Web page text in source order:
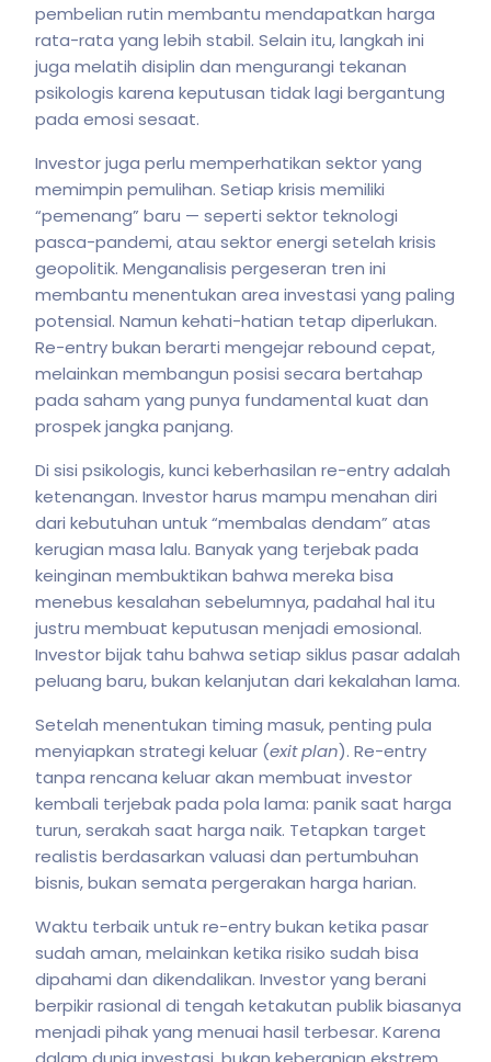
pembelian rutin membantu mendapatkan harga
rata-rata yang lebih stabil. Selain itu, langkah ini
juga melatih disiplin dan mengurangi tekanan
psikologis karena keputusan tidak lagi bergantung
pada emosi sesaat.
Investor juga perlu memperhatikan sektor yang
memimpin pemulihan. Setiap krisis memiliki
“pemenang” baru — seperti sektor teknologi
pasca-pandemi, atau sektor energi setelah krisis
geopolitik. Menganalisis pergeseran tren ini
membantu menentukan area investasi yang paling
potensial. Namun kehati-hatian tetap diperlukan.
Re-entry bukan berarti mengejar rebound cepat,
melainkan membangun posisi secara bertahap
pada saham yang punya fundamental kuat dan
prospek jangka panjang.
Di sisi psikologis, kunci keberhasilan re-entry adalah
ketenangan. Investor harus mampu menahan diri
dari kebutuhan untuk “membalas dendam” atas
kerugian masa lalu. Banyak yang terjebak pada
keinginan membuktikan bahwa mereka bisa
menebus kesalahan sebelumnya, padahal hal itu
justru membuat keputusan menjadi emosional.
Investor bijak tahu bahwa setiap siklus pasar adalah
peluang baru, bukan kelanjutan dari kekalahan lama.
Setelah menentukan timing masuk, penting pula
menyiapkan strategi keluar (exit plan). Re-entry
tanpa rencana keluar akan membuat investor
kembali terjebak pada pola lama: panik saat harga
turun, serakah saat harga naik. Tetapkan target
realistis berdasarkan valuasi dan pertumbuhan
bisnis, bukan semata pergerakan harga harian.
Waktu terbaik untuk re-entry bukan ketika pasar
sudah aman, melainkan ketika risiko sudah bisa
dipahami dan dikendalikan. Investor yang berani
berpikir rasional di tengah ketakutan publik biasanya
menjadi pihak yang menuai hasil terbesar. Karena